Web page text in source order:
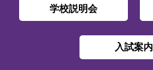
学校説明会
入試案内